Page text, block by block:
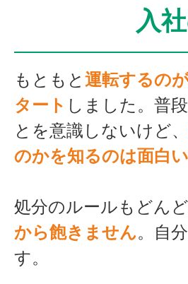
入
もともと 運転するの
タート しました。普
とを意識しないけど、
のかを知るのは面白い
処分のルールもどんど
から飽きません。自
す。